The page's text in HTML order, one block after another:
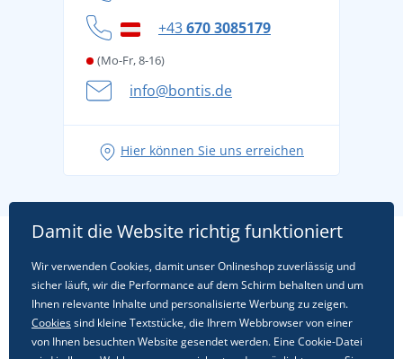
Cookie-Richtlinie
+43670 3085179
(Mo-Fr, 8-16)
info@bontis.de
Hier können Sie uns erreichen
Damit die Website richtig funktioniert
Wir verwenden Cookies, damit unser Onlineshop zuverlässig und
sicher läuft, wir die Performance auf dem Schirm behalten und um
Ihnen relevante Inhalte und personalisierte Werbung zu zeigen.
Cookiessind kleine Textstücke, die Ihrem Webbrowser von einer
von Ihnen besuchten Website gesendet werden. Eine Cookie-Datei